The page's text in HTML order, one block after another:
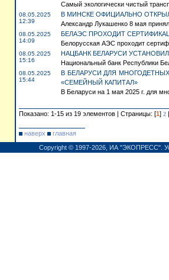
Самый экологически чистый
08.05.2025
12:39
В МИНСКЕ ОФИЦИАЛЬНО
Александр Лукашенко 8 мая
08.05.2025
14:09
БЕЛАЭС ПРОХОДИТ
Белорусская АЭС проходит
08.05.2025
15:16
НАЦБАНК БЕЛАРУСИ
Национальный банк Республики
08.05.2025
15:44
В БЕЛАРУСИ ДЛЯ
«СЕМЕЙНЫЙ КАПИТАЛ»
В Беларуси на 1 мая 2025 г. для
Показано: 1-15 из 19 элементов | Страницы: [1] 2 |
наверх
главная
Copyright © 1997-2026, ИА "ЭКОПРЕСС".